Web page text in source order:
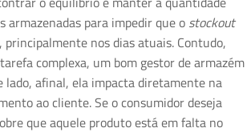
armazenadas para impedir que o stockout
principalmente nos dias atuais. Contudo,
complexa, um bom gestor de armazém
lado, afinal, ela impacta diretamente na
ao cliente. Se o consumidor deseja
que aquele produto está em falta no